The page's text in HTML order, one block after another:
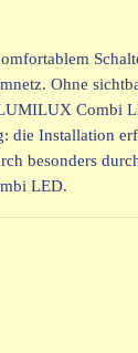
Ohne
Combi
die
besonders
LED.